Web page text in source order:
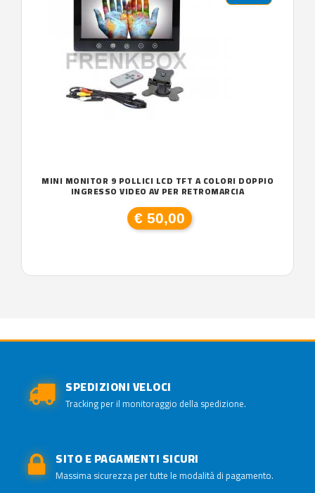
MINI MONITOR 9 POLLICI LCD TFT A COLORI DOPPIO
INGRESSO VIDEO AV PER RETROMARCIA
€ 50,00
SPEDIZIONI VELOCI
Tracking per il monitoraggio della spedizione.
SITO E PAGAMENTI SICURI
Massima sicurezza per tutte le modalità di pagamento.